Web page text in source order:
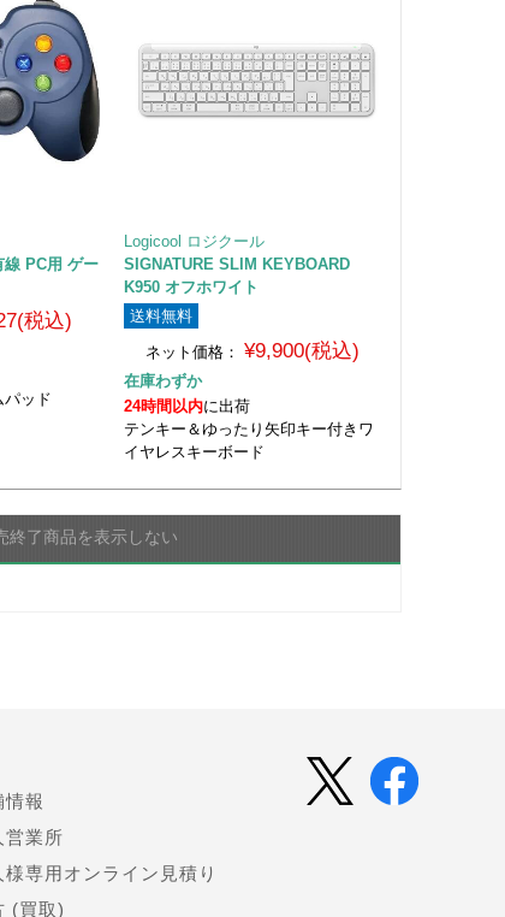
線 PC用 ゲー
税込)
パッド
Logicool ロジクール
SIGNATURE SLIM KEYBOARD
K950 オフホワイト
送料無料
ネット価格：
¥9,900(税込)
在庫わずか
24時間以内に出荷
テンキー＆ゆったり矢印キー付きワ
イヤレスキーボード
終了商品を表示しない
情報
営業所
様専用オンライン見積り
(買取)